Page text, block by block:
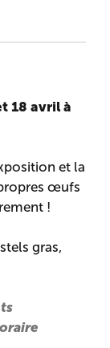
18 avril à
et la
œufs
!
gras,